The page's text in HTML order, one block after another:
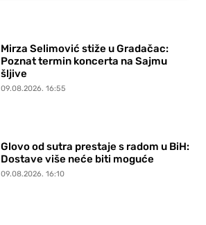
Mirza Selimović stiže u Gradačac:
Poznat termin koncerta na Sajmu
šljive
09.08.2026. 16:55
Glovo od sutra prestaje s radom u BiH:
Dostave više neće biti moguće
09.08.2026. 16:10